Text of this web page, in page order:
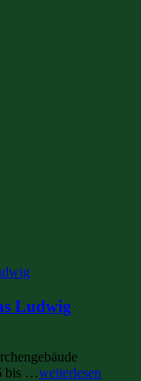
Ludwig
bis …weiterlesen